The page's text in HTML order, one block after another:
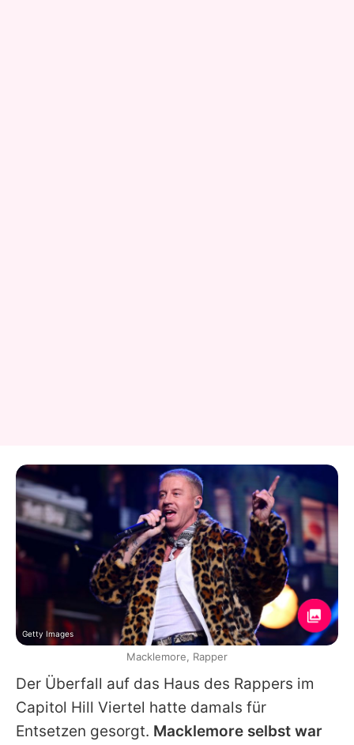
Der Überfall auf das Haus des Rappers im
Capitol Hill Viertel hatte damals für
Entsetzen gesorgt. Macklemore selbst war
Getty Images
Macklemore, Rapper